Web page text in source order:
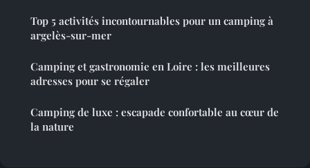
Top 5 activités incontournables pour un camping à
argelès-sur-mer
Camping et gastronomie en Loire : les meilleures
adresses pour se régaler
Camping de luxe : escapade confortable au cœur de
la nature